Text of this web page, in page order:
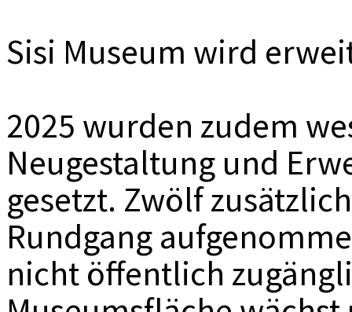
Sisi Museum wird
2025 wurden zudem
Neugestaltung und
gesetzt. Zwölf
Rundgang
nicht öffentlich